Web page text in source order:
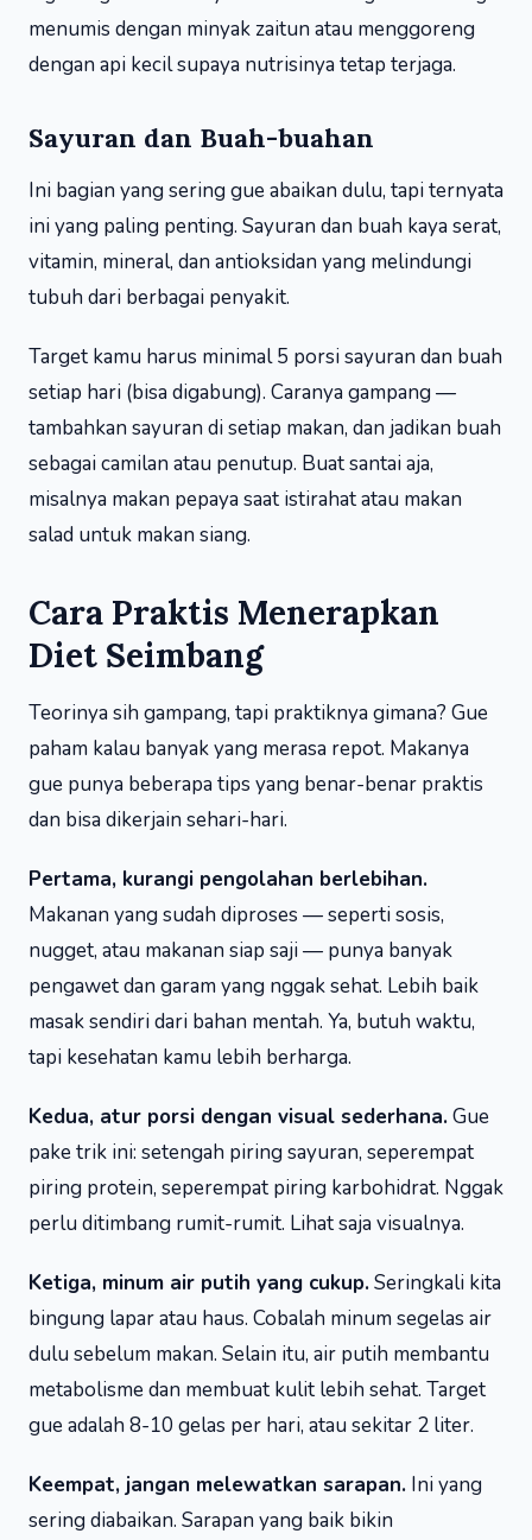
menumis dengan minyak zaitun atau menggoreng
dengan api kecil supaya nutrisinya tetap terjaga.
Sayuran dan Buah-buahan
Ini bagian yang sering gue abaikan dulu, tapi ternyata
ini yang paling penting. Sayuran dan buah kaya serat,
vitamin, mineral, dan antioksidan yang melindungi
tubuh dari berbagai penyakit.
Target kamu harus minimal 5 porsi sayuran dan buah
setiap hari (bisa digabung). Caranya gampang —
tambahkan sayuran di setiap makan, dan jadikan buah
sebagai camilan atau penutup. Buat santai aja,
misalnya makan pepaya saat istirahat atau makan
salad untuk makan siang.
Cara Praktis Menerapkan
Diet Seimbang
Teorinya sih gampang, tapi praktiknya gimana? Gue
paham kalau banyak yang merasa repot. Makanya
gue punya beberapa tips yang benar-benar praktis
dan bisa dikerjain sehari-hari.
Pertama, kurangi pengolahan berlebihan.
Makanan yang sudah diproses — seperti sosis,
nugget, atau makanan siap saji — punya banyak
pengawet dan garam yang nggak sehat. Lebih baik
masak sendiri dari bahan mentah. Ya, butuh waktu,
tapi kesehatan kamu lebih berharga.
Kedua, atur porsi dengan visual sederhana.Gue
pake trik ini: setengah piring sayuran, seperempat
piring protein, seperempat piring karbohidrat. Nggak
perlu ditimbang rumit-rumit. Lihat saja visualnya.
Ketiga, minum air putih yang cukup.Seringkali kita
bingung lapar atau haus. Cobalah minum segelas air
dulu sebelum makan. Selain itu, air putih membantu
metabolisme dan membuat kulit lebih sehat. Target
gue adalah 8-10 gelas per hari, atau sekitar 2 liter.
Keempat, jangan melewatkan sarapan. Ini yang
sering diabaikan. Sarapan yang baik bikin